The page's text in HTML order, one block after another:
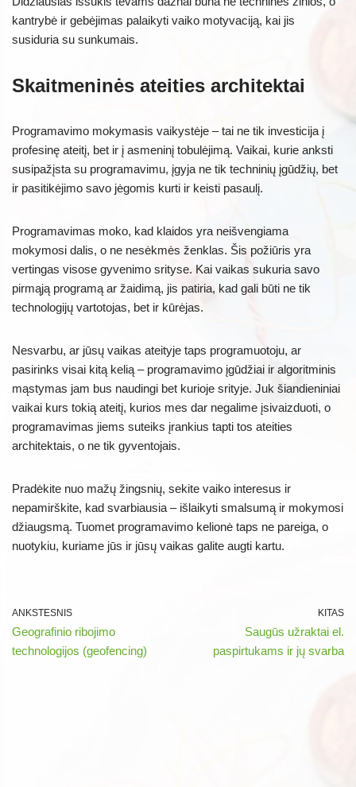
kantrybė ir gebėjimas palaikyti vaiko motyvaciją, kai jis
susiduria su sunkumais.
Skaitmeninės ateities architektai
Programavimo mokymasis vaikystėje – tai ne tik investicija į
profesinę ateitį, bet ir į asmeninį tobulėjimą. Vaikai, kurie anksti
susipažįsta su programavimu, įgyja ne tik techninių įgūdžių, bet
ir pasitikėjimo savo jėgomis kurti ir keisti pasaulį.
Programavimas moko, kad klaidos yra neišvengiama
mokymosi dalis, o ne nesėkmės ženklas. Šis požiūris yra
vertingas visose gyvenimo srityse. Kai vaikas sukuria savo
pirmąją programą ar žaidimą, jis patiria, kad gali būti ne tik
technologijų vartotojas, bet ir kūrėjas.
Nesvarbu, ar jūsų vaikas ateityje taps programuotoju, ar
pasirinks visai kitą kelią – programavimo įgūdžiai ir algoritminis
mąstymas jam bus naudingi bet kurioje srityje. Juk šiandieniniai
vaikai kurs tokią ateitį, kurios mes dar negalime įsivaizduoti, o
programavimas jiems suteiks įrankius tapti tos ateities
architektais, o ne tik gyventojais.
Pradėkite nuo mažų žingsnių, sekite vaiko interesus ir
nepamirškite, kad svarbiausia – išlaikyti smalsumą ir mokymosi
džiaugsmą. Tuomet programavimo kelionė taps ne pareiga, o
nuotykiu, kuriame jūs ir jūsų vaikas galite augti kartu.
ANKSTESNIS
Geografinio ribojimo
technologijos (geofencing)
KITAS
Saugūs užraktai el.
paspirtukams ir jų svarba